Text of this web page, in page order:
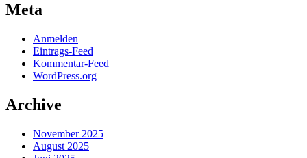
Meta
Anmelden
Eintrags-Feed
Kommentar-Feed
WordPress.org
Archive
November 2025
August 2025